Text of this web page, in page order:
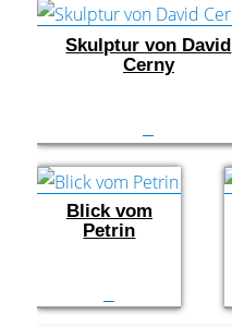
Skulptur von David
Cerny
Blick vom
Petrin